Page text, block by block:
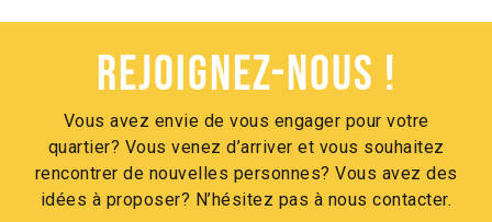
Rejoignez-nous !
Vous avez envie de vous engager pour votre
quartier? Vous venez d’arriver et vous souhaitez
rencontrer de nouvelles personnes? Vous avez des
idées à proposer? N’hésitez pas à nous contacter.